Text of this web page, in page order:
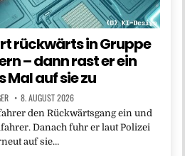
rückwärts in Gruppe
– dann rast er ein
Mal auf sie zu
8. AUGUST 2026
den Rückwärtsgang ein und
Danach fuhr er laut Polizei
auf sie…